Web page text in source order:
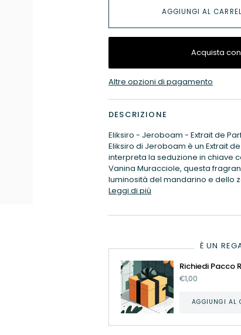
AGGIUNGI AL
Altre opzioni di pagamento
DESCRIZIONE
Eliksiro - Jeroboam - Extrait de
Eliksiro di Jeroboam è un Extrait
interpreta la seduzione in chiave
Vanina Muracciole, questa
luminosità del mandarino e dello
Leggi di più
È UN
Richiedi Pacco
€1,00
AGGIUNGI AL